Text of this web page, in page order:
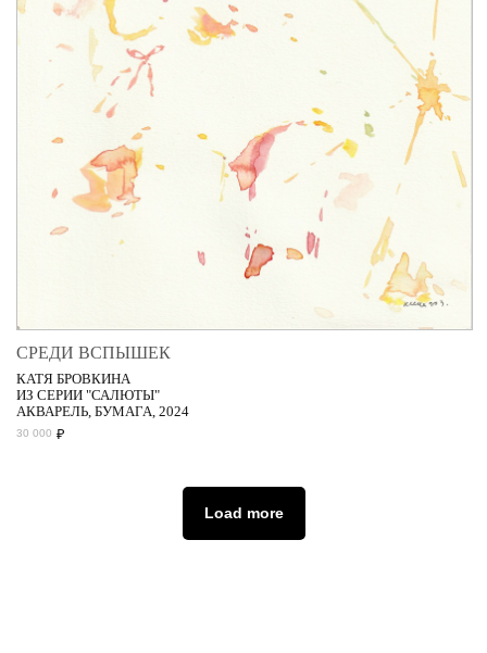
СРЕДИ ВСПЫШЕК
КАТЯ БРОВКИНА
ИЗ СЕРИИ "САЛЮТЫ"
АКВАРЕЛЬ, БУМАГА, 2024
30 000 ₽
Load more